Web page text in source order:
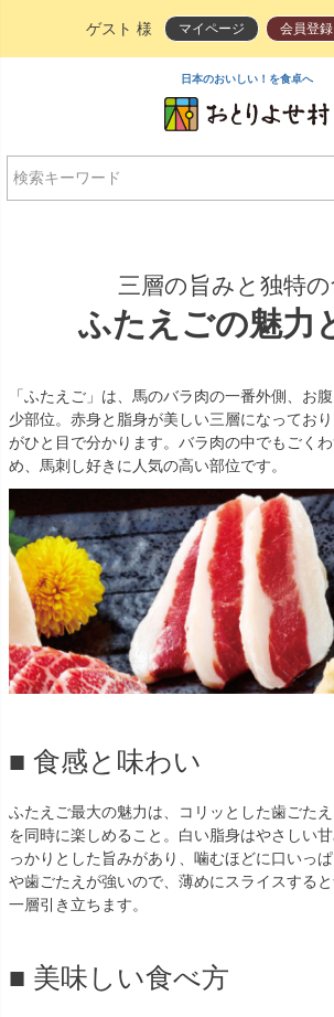
ゲスト 様 マイページ 会員登録
日本のおいしい！を食卓へ
三層の旨みと独特
ふたえごの魅力
「ふたえご」は、馬のバラ肉の一番外側、お
少部位。赤身と脂身が美しい三層になってお
がひと目で分かります。バラ肉の中でもごく
め、馬刺し好きに人気の高い部位です。
■ 食感と味わい
ふたえご最大の魅力は、コリッとした歯ごた
を同時に楽しめること。白い脂身はやさしい
っかりとした旨みがあり、噛むほどに口いっ
や歯ごたえが強いので、薄めにスライスする
一層引き立ちます。
■ 美味しい食べ方